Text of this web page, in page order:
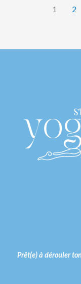
1 2
Prêt(e) à dérouler